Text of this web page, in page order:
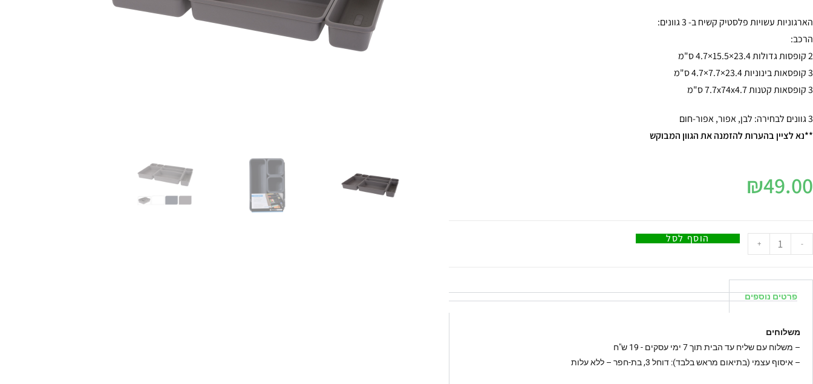
הארגוניות עשויות פלסטיק קשיח ב- 3 גוונים:
הרכב:
2 קופסות גדולות 23.4×15.5×4.7 ס"מ
3 קופסאות בינוניות 23.4×7.7×4.7 ס"מ
3 קופסאות קטנות 7.7x74x4.7 ס"מ
3 גוונים לבחירה: לבן, אפור, אפור-חום
**נא לציין בהערות להזמנה את הגוון המבוקש
₪49.00
-
+ הוסף לסל
פרטים נוספים
משלוחים
– משלוח עם שליח עד הבית תוך 7 ימי עסקים - 19 ש"ח
– איסוף עצמי (בתיאום מראש בלבד): דוחל 3, בת-חפר – ללא עלות